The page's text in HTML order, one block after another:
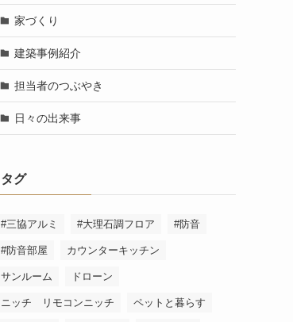
家づくり
建築事例紹介
担当者のつぶやき
日々の出来事
タグ
#三協アルミ #大理石調フロア #防音
#防音部屋 カウンターキッチン
サンルーム ドローン
ニッチ リモコンニッチ ペットと暮らす